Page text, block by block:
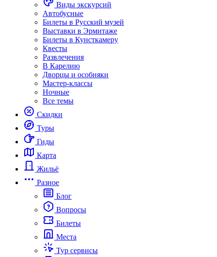
Виды экскурсий
Автобусные
Билеты в Русский музей
Выставки в Эрмитаже
Билеты в Кунсткамеру
Квесты
Развлечения
В Карелию
Дворцы и особняки
Мастер-классы
Ночные
Все темы
Скидки
Туры
Гиды
Карта
Жильё
Разное
Блог
Вопросы
Билеты
Места
Тур сервисы